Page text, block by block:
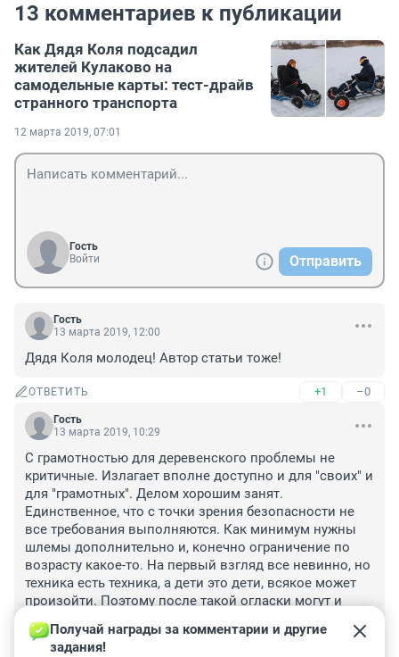
13 комментариев к публикации
Как Дядя Коля подсадил
жителей Кулаково на
самодельные карты: тест-драйв
странного транспорта
12 марта 2019, 07:01
Гость
Войти
Отправить
Гость
13 марта 2019, 12:00
Дядя Коля молодец! Автор статьи тоже!
ОТВЕТИТЬ +1 –0
Гость
13 марта 2019, 10:29
С грамотностью для деревенского проблемы не
критичные. Излагает вполне доступно и для "своих" и
для "грамотных". Делом хорошим занят.
Единственное, что с точки зрения безопасности не
все требования выполняются. Как минимум нужны
шлемы дополнительно и, конечно ограничение по
возрасту какое-то. На первый взгляд все невинно, но
техника есть техника, а дети это дети, всякое может
произойти. Поэтому после такой огласки могут и
официально запретить, так как требования
безопасности не выполняются. Сам мужик молодец!
Получай награды за комментарии и другие
задания!